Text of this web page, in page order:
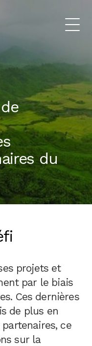
du
projets et
par le biais
Ces dernières
de plus en
ce
sur la